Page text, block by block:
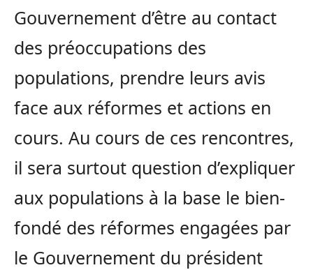
Gouvernement d’être au contact
des préoccupations des
populations, prendre leurs avis
face aux réformes et actions en
cours. Au cours de ces rencontres,
il sera surtout question d’expliquer
aux populations à la base le bien-
fondé des réformes engagées par
le Gouvernement du président